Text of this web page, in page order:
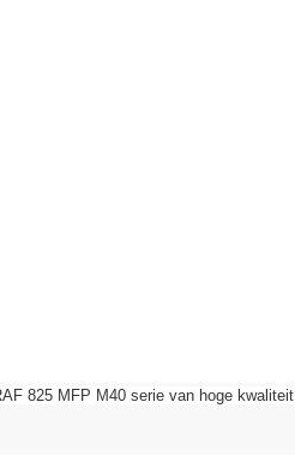
825 MFP M40 serie van hoge kwaliteit